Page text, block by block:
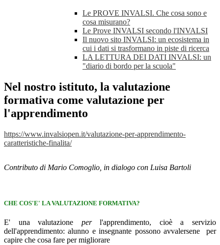
Le PROVE INVALSI. Che cosa sono e
cosa misurano?
Le Prove INVALSI secondo l'INVALSI
Il nuovo sito INVALSI: un ecosistema in
cui i dati si trasformano in piste di ricerca
LA LETTURA DEI DATI INVALSI: un
"diario di bordo per la scuola"
Nel nostro istituto, la valutazione
formativa come valutazione per
l'apprendimento
https://www.invalsiopen.it/valutazione-per-apprendimento-
caratteristiche-finalita/
Contributo di Mario Comoglio, in dialogo con Luisa Bartoli
CHE COS'E' LA VALUTAZIONE FORMATIVA?
E' una valutazione perl'apprendimento, cioè a servizio
dell'apprendimento: alunno e insegnante possono avvalersene per
capire che cosa fare per migliorare